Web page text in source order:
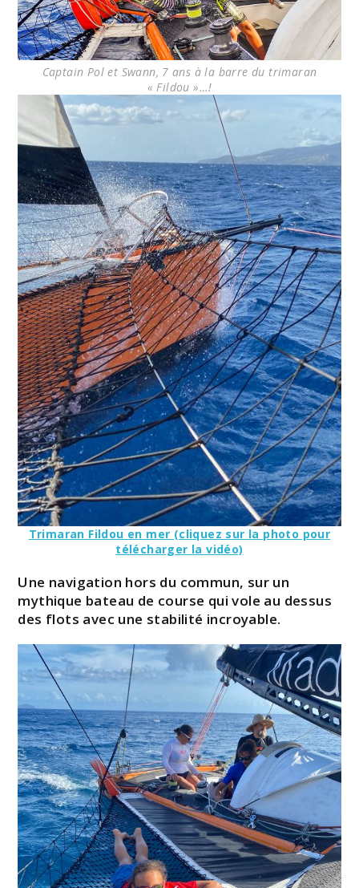
Captain Pol et Swann, 7 ans à la barre du trimaran
« Fildou »…!
Trimaran Fildou en mer (cliquez sur la photo pour
télécharger la vidéo)
Une navigation hors du commun, sur un
mythique bateau de course qui vole au dessus
des flots avec une stabilité incroyable.